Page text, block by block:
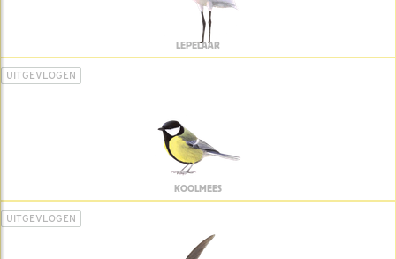
LEPELAAR
UITGEVLOGEN
KOOLMEES
UITGEVLOGEN